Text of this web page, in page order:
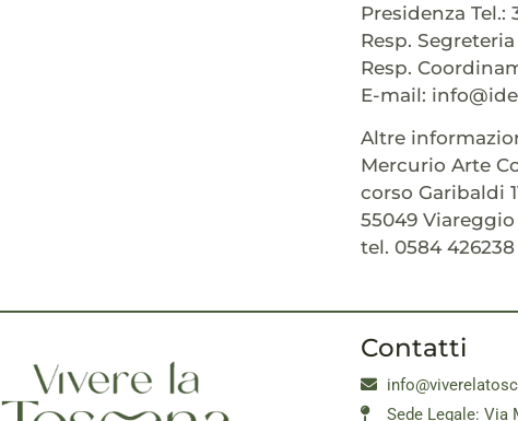
Presidenza Tel.:
Resp. Segreteria
Resp.
E-mail:
Altre
Mercurio Arte
corso Garibaldi
55049 Viareggio
tel. 0584 426238
Contatti
Sede Legale: Via